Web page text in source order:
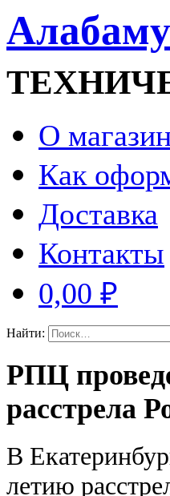
О
Как
Доставка
Контакты
0,00 ₽
Найти:
РПЦ
расстрела
В
летию